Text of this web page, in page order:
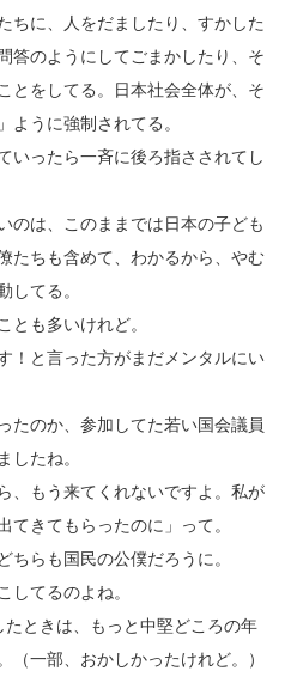
ちに、人をだましたり、すかした
答のようにしてごまかしたり、そ
とをしてる。日本社会全体が、そ
ように強制されてる。
いったら一斉に後ろ指さされてし
のは、このままでは日本の子ども
たちも含めて、わかるから、やむ
してる。
も多いけれど。
！と言った方がまだメンタルにい
たのか、参加してた若い国会議員
したね。
、もう来てくれないですよ。私が
てきてもらったのに」って。
ちらも国民の公僕だろうに。
してるのよね。
ときは、もっと中堅どころの年
（一部、おかしかったけれど。）